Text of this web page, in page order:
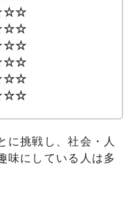
に挑戦し、社会・人
味にしている人は多